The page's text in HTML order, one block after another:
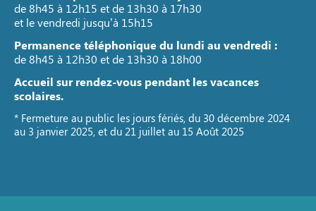
de 8h45 à 12h15 et de 13h30 à 17h30
et le vendredi jusqu’à 15h15
Permanence téléphonique du lundi au vendredi :
de 8h45 à 12h30 et de 13h30 à 18h00
Accueil sur rendez-vous pendant les vacances
scolaires.
* Fermeture au public les jours fériés, du 30 décembre 2024
au 3 janvier 2025, et du 21 juillet au 15 Août 2025